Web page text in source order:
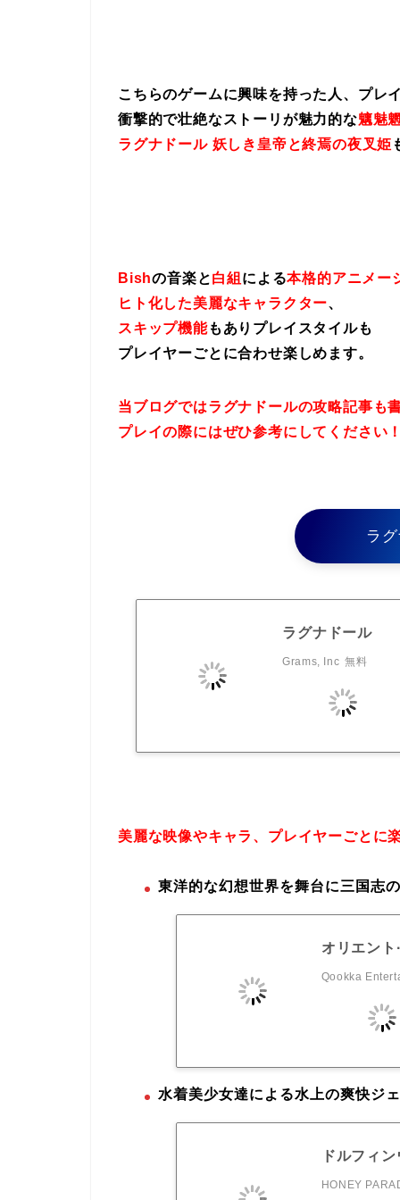
こちらのゲームに興味を持った人、プレ
衝撃的で壮絶なストーリが魅力的な魑魅
ラグナドール 妖しき皇帝と終焉の夜叉姫
Bishの音楽と白組 による本格的アニメー
ヒト化した美麗なキャラクター、
スキップ機能もありプレイスタイルも
プレイヤーごとに合わせ楽しめます。
当ブログではラグナドールの攻略記事も
プレイの際にはぜひ参考にしてください
ラ
ラグナドール
Grams, Inc 無料
美麗な映像やキャラ、プレイヤーごとに
東洋的な幻想世界を舞台に三国志
オリエント
Qookka
水着美少女達による水上の爽快ジ
ドルフィ
HONEY